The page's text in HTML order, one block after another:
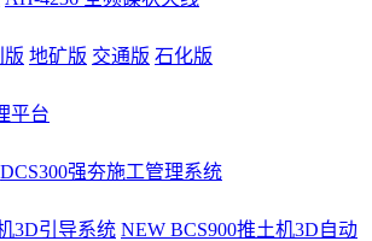
版 地矿版 交通版 石化版
平台
DCS300强夯施工管理系统
3D引导系统 NEW BCS900推土机3D自动